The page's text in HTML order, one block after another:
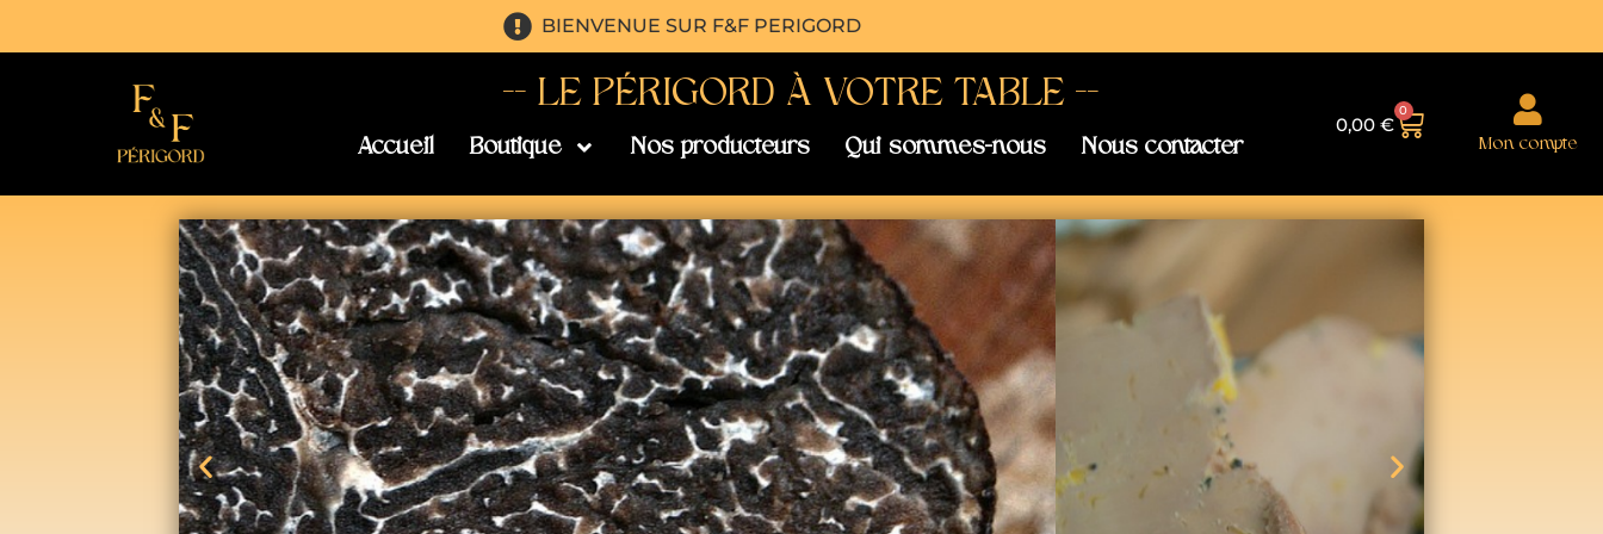
BIENVENUE SUR F&F PERIGORD
-- LE PÉRIGORD À VOTRE TABLE --
Accueil Boutique Nos producteurs Qui sommes-nous Nous contacter
0,00 €
0
Mon compte